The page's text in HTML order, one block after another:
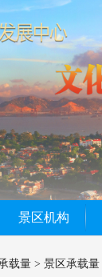
景区机构
载量 > 景区承载量